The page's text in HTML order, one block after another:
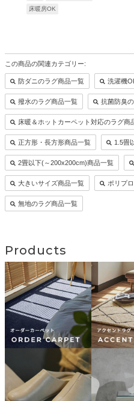
床暖房OK
この商品の関連カテゴリー:
防ダニのラグ商品一覧 洗濯機
撥水のラグ商品一覧 抗菌防臭
床暖＆ホットカーペット対応のラグ商
正方形・長方形商品一覧 1.5畳
2畳以下(～200x200cm)商品一覧
大きいサイズ商品一覧 ポリプ
無地のラグ商品一覧
Products